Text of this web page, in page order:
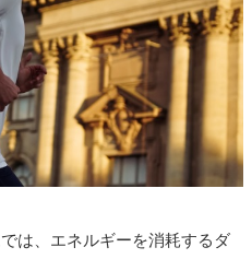
は、エネルギーを消耗するダ